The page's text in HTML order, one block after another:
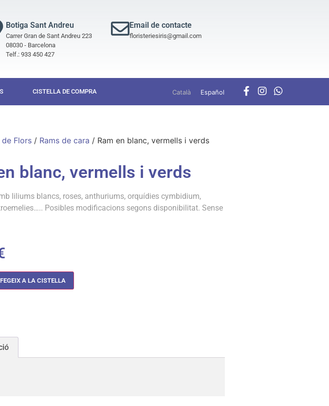
Botiga Sant Andreu
Carrer Gran de Sant Andreu 223
08030 - Barcelona
Telf.: 933 450 427
Email de contacte
floristeriesiris@gmail.com
CISTELLA DE COMPRA Català Español
de Flors / Rams de cara / Ram en blanc, vermells i verds
blanc, vermells i verds
liliums blancs, roses, anthuriums, orquídies cymbidium,
Posibles modificacions segons disponibilitat. Sense
A LA CISTELLA